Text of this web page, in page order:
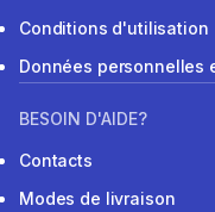
Conditions d'utilisation
Données personnelles
BESOIN D'AIDE?
Contacts
Modes de livraison